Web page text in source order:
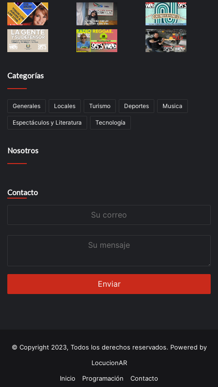
Categorías
Generales Locales Turismo Deportes Musica
Espectáculos y Literatura Tecnología
Nosotros
Contacto
© Copyright 2023, Todos los derechos reservados. Powered by
LocucionAR
Inicio
Programación Contacto